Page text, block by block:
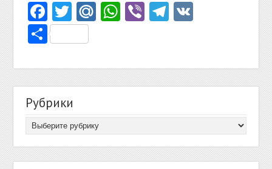
Facebook
TwitterMail.Ru
WhatsApp
ViberTelegram
Отправить
Рубрики